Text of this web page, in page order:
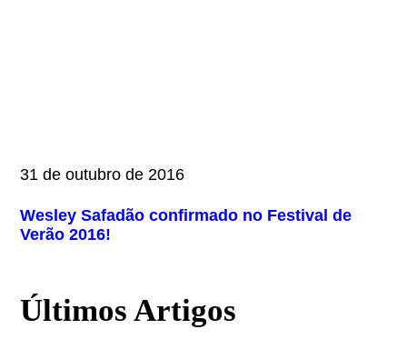
31 de outubro de 2016
Wesley Safadão confirmado no Festival de
Verão 2016!
Últimos Artigos